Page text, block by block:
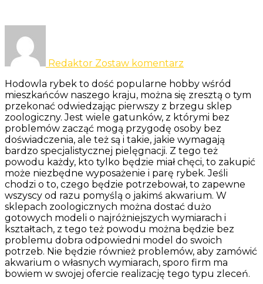
Redaktor Zostaw komentarz
na
jakie
rzeczy
zwracać
uwagę
podczas
wyboru
Hodowla rybek to dość popularne hobby wśród
mieszkańców naszego kraju, można się zresztą o tym
przekonać odwiedzając pierwszy z brzegu sklep
zoologiczny. Jest wiele gatunków, z którymi bez
problemów zacząć mogą przygodę osoby bez
doświadczenia, ale też są i takie, jakie wymagają
bardzo specjalistycznej pielęgnacji. Z tego też
powodu każdy, kto tylko będzie miał chęci, to zakupić
może niezbędne wyposażenie i parę rybek. Jeśli
chodzi o to, czego będzie potrzebował, to zapewne
wszyscy od razu pomyślą o jakimś akwarium. W
sklepach zoologicznych można dostać dużo
gotowych modeli o najróżniejszych wymiarach i
kształtach, z tego też powodu można będzie bez
problemu dobra odpowiedni model do swoich
potrzeb. Nie będzie również problemów, aby zamówić
akwarium o własnych wymiarach, sporo firm ma
bowiem w swojej ofercie realizację tego typu zleceń.